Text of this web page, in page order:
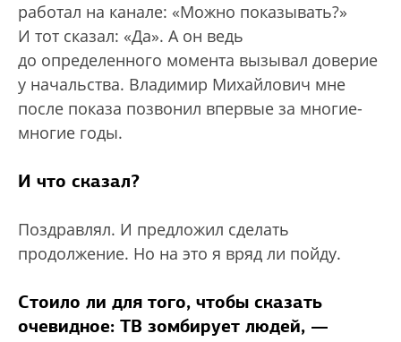
работал на канале: «Можно показывать?»
И тот сказал: «Да». А он ведь
до определенного момента вызывал доверие
у начальства. Владимир Михайлович мне
после показа позвонил впервые за многие-
многие годы.
И что сказал?
Поздравлял. И предложил сделать
продолжение. Но на это я вряд ли пойду.
Стоило ли для того, чтобы сказать
очевидное: ТВ зомбирует людей, —